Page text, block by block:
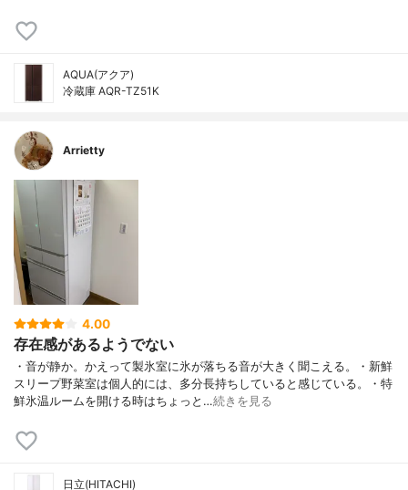
AQUA(アクア)
冷蔵庫 AQR-TZ51K
Arrietty
4.00
存在感があるようでない
・音が静か。かえって製氷室に氷が落ちる音が大きく聞こえる。・新鮮
スリープ野菜室は個人的には、多分長持ちしていると感じている。・特
鮮氷温ルームを開ける時はちょっと…続きを見る
日立(HITACHI)